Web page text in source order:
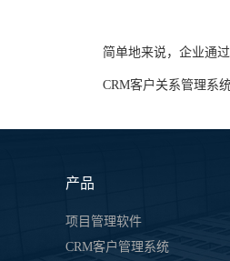
简单地来说，企业通
CRM客户关系管理系
产品
项目管理软件
CRM客户管理系统